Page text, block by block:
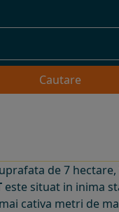
Cautare
de 7 hectare,
este situat in inima
cativa metri de